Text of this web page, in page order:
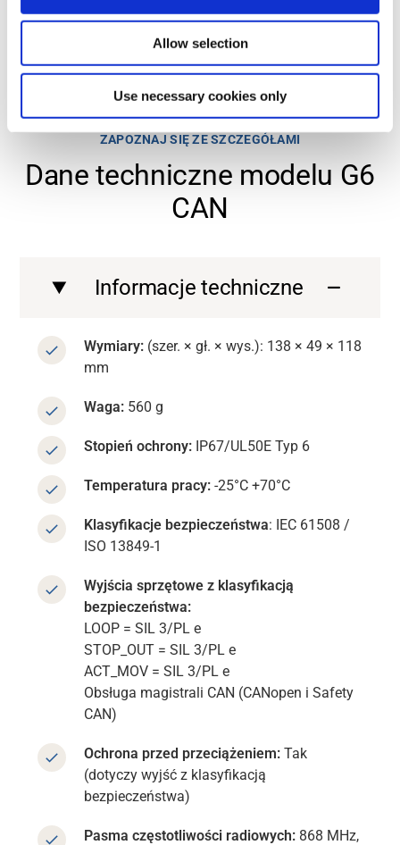
Allow selection
Use necessary cookies only
Contact us
Contact us
Contact us
ZAPOZNAJ SIĘ ZE SZCZEGÓŁAMI
Dane techniczne modelu G6
CAN
Informacje techniczne
Wymiary: (szer. × gł. × wys.): 138 × 49 × 118
mm
Waga: 560 g
Stopień ochrony: IP67/UL50E Typ 6
Temperatura pracy:-25°C +70°C
Klasyfikacje bezpieczeństwa: IEC 61508 /
ISO 13849-1
Wyjścia sprzętowe z klasyfikacją
bezpieczeństwa:
LOOP = SIL 3/PL e
STOP_OUT = SIL 3/PL e
ACT_MOV = SIL 3/PL e
Obsługa magistrali CAN (CANopen i Safety
CAN)
Ochrona przed przeciążeniem: Tak
(dotyczy wyjść z klasyfikacją
bezpieczeństwa)
Pasma częstotliwości radiowych: 868 MHz,